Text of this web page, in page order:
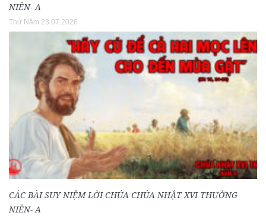
NIÊN- A
Thứ Năm 23.07.2026
CÁC BÀI SUY NIỆM LỜI CHÚA CHÚA NHẬT XVI THƯỜNG
NIÊN- A